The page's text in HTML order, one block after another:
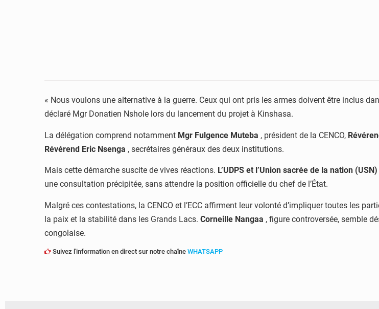
« Nous voulons une alternative à la guerre. Ceux qui ont pris les armes doivent être inclus
déclaré Mgr Donatien Nshole lors du lancement du projet à Kinshasa.
La délégation comprend notamment Mgr Fulgence Muteba , président de la CENCO,
Révérend Eric Nsenga , secrétaires généraux des deux institutions.
Mais cette démarche suscite de vives réactions. L’UDPS et l’Union sacrée de la nation (USN)
une consultation précipitée, sans attendre la position officielle du chef de l’État.
Malgré ces contestations, la CENCO et l’ECC affirment leur volonté d’impliquer toutes les
la paix et la stabilité dans les Grands Lacs. Corneille Nangaa , figure controversée, semble
congolaise.
Suivez l'information en direct sur notre chaîne WHATSAPP